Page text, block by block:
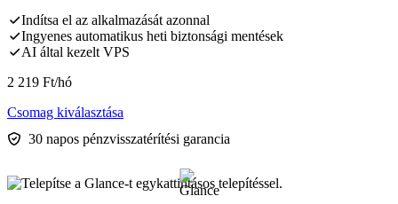
Indítsa el az alkalmazását azonnal
Ingyenes automatikus heti biztonsági mentések
AI által kezelt VPS
2 219 Ft/hó
Csomag kiválasztása
30 napos pénzvisszatérítési garancia